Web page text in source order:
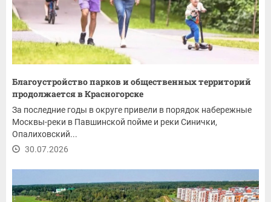
Благоустройство парков и общественных территорий
продолжается в Красногорске
За последние годы в округе привели в порядок набережные
Москвы-реки в Павшинской пойме и реки Синички,
Опалиховский...
30.07.2026